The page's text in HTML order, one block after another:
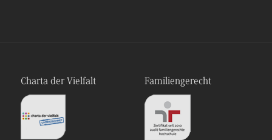
Charta der Vielfalt Familiengerecht